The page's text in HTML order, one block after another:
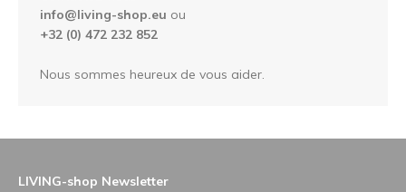
info@living-shop.eu ou
+32 (0) 472 232 852
Nous sommes heureux de vous aider.
LIVING-shop Newsletter